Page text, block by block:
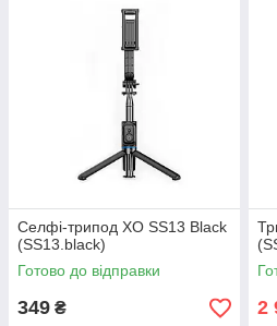
Селфі-трипод ХО SS13 Black
(SS13.black)
Готово до відправки
349 ₴ 2